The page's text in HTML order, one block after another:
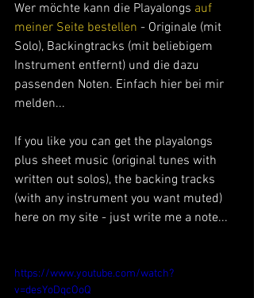
Wer möchte kann die Playalongs auf
meiner Seite bestellen - Originale (mit
Solo), Backingtracks (mit beliebigem
Instrument entfernt) und die dazu
passenden Noten. Einfach hier bei mir
melden...
If you like you can get the playalongs
plus sheet music (original tunes with
written out solos), the backing tracks
(with any instrument you want muted)
here on my site - just write me a note...
https://www.youtube.com/watch?
v=desYoDqcOoQ